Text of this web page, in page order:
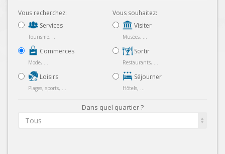
Vous recherchez:
Services
Tourisme, ...
Commerces
Mode, ...
Loisirs
Plages, sports, ...
Vous souhaitez:
Visiter
Musées, ...
Sortir
Restaurants, ...
Séjourner
Hôtels, ...
Dans quel quartier ?
Tous